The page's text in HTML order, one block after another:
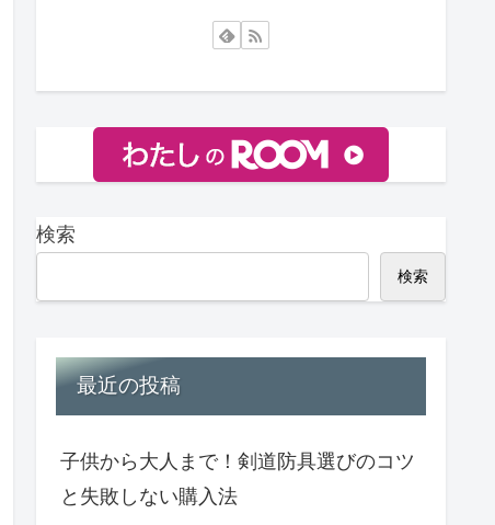
検索
検索
最近の投稿
子供から大人まで！剣道防具選びのコツ
と失敗しない購入法